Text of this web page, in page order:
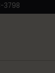
3798